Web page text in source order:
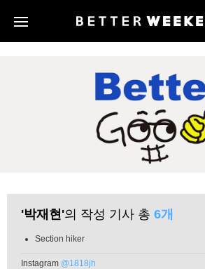
'박재현'의 작성 기사 총 6개
Section hiker
Instagram @1818jh